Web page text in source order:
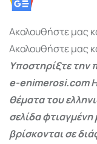
Ακολουθήστε μας
Ακολουθήστε μας
Υποστηρίξτε την
e-enimerosi.com Η
θέματα του
σελίδα
βρίσκονται σε